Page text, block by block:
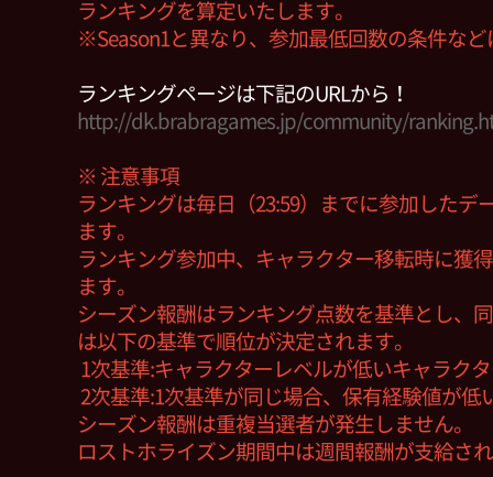
ランキングを算定いたします。
※Season1と異なり、参加最低回数の条件など
ランキングページは下記のURLから！
http://dk.brabragames.jp/community/
※ 注意事項
ランキングは毎日（23:59）までに参加したデ
ます。
ランキング参加中、キャラクター移転時に獲
ます。
シーズン報酬はランキング点数を基準とし、
は以下の基準で順位が決定されます。
1次基準:キャラクターレベルが低いキャラク
2次基準:1次基準が同じ場合、保有経験値が低
シーズン報酬は重複当選者が発生しません。
ロストホライズン期間中は週間報酬が支給さ